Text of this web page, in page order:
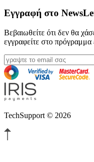
Εγγραφή στο
Βεβαιωθείτε ότι δεν θα
εγγραφείτε στο
TechSupport © 2026